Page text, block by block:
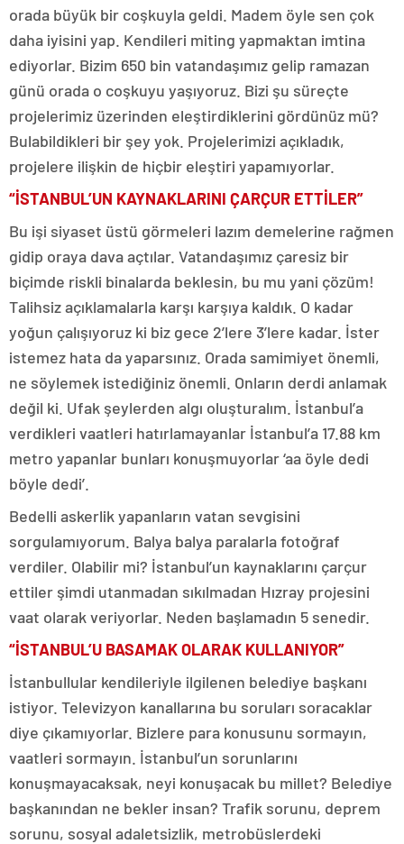
orada büyük bir coşkuyla geldi. Madem öyle sen çok
daha iyisini yap. Kendileri miting yapmaktan imtina
ediyorlar. Bizim 650 bin vatandaşımız gelip ramazan
günü orada o coşkuyu yaşıyoruz. Bizi şu süreçte
projelerimiz üzerinden eleştirdiklerini gördünüz mü?
Bulabildikleri bir şey yok. Projelerimizi açıkladık,
projelere ilişkin de hiçbir eleştiri yapamıyorlar.
“İSTANBUL’UN KAYNAKLARINI ÇARÇUR ETTİLER”
Bu işi siyaset üstü görmeleri lazım demelerine rağmen
gidip oraya dava açtılar. Vatandaşımız çaresiz bir
biçimde riskli binalarda beklesin, bu mu yani çözüm!
Talihsiz açıklamalarla karşı karşıya kaldık. O kadar
yoğun çalışıyoruz ki biz gece 2’lere 3’lere kadar. İster
istemez hata da yaparsınız. Orada samimiyet önemli,
ne söylemek istediğiniz önemli. Onların derdi anlamak
değil ki. Ufak şeylerden algı oluşturalım. İstanbul’a
verdikleri vaatleri hatırlamayanlar İstanbul’a 17.88 km
metro yapanlar bunları konuşmuyorlar ‘aa öyle dedi
böyle dedi’.
Bedelli askerlik yapanların vatan sevgisini
sorgulamıyorum. Balya balya paralarla fotoğraf
verdiler. Olabilir mi? İstanbul’un kaynaklarını çarçur
ettiler şimdi utanmadan sıkılmadan Hızray projesini
vaat olarak veriyorlar. Neden başlamadın 5 senedir.
“İSTANBUL’U BASAMAK OLARAK KULLANIYOR”
İstanbullular kendileriyle ilgilenen belediye başkanı
istiyor. Televizyon kanallarına bu soruları soracaklar
diye çıkamıyorlar. Bizlere para konusunu sormayın,
vaatleri sormayın. İstanbul’un sorunlarını
konuşmayacaksak, neyi konuşacak bu millet? Belediye
başkanından ne bekler insan? Trafik sorunu, deprem
sorunu, sosyal adaletsizlik, metrobüslerdeki